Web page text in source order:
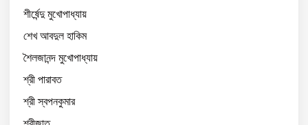
শীর্ষেন্দু মুখোপাধ্যায়
শেখ আবদুল হাকিম
শৈলজানন্দ মুখোপাধ্যায়
শ্রী পারাবত
শ্রী স্বপনকুমার